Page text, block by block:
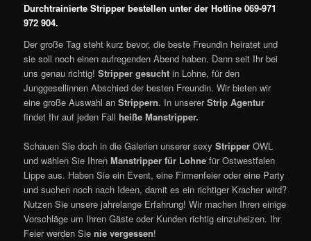
Durchtrainierte Stripper bestellen unter der Hotline 069-971
972 904.
Der große Tag steht kurz bevor, die beste Freundin heiratet und
sie soll noch einen aufregenden Abend haben. Dann seit Ihr bei
uns genau richtig!Stripper gesucht in Lohne, für den
Junggesellinnen Abschied der besten Freundin. Wir bieten wir
eine große Auswahl anStrippern. In unsererStrip Agentur
findet Ihr auf jeden Fall heiße Manstripper.
Schauen Sie doch in die Galerien unserer sexy Stripper OWL
und wählen Sie IhrenManstripper für Lohne für Ostwestfalen
Lippe aus. Haben Sie ein Event, eine Firmenfeier oder eine Party
und suchen noch nach Ideen, damit es ein richtiger Kracher wird?
Nutzen Sie unsere jahrelange Erfahrung! Wir machen Ihren einige
Vorschläge um Ihren Gäste oder Kunden richtig einzuheizen. Ihr
Feier werden Sienie vergessen!